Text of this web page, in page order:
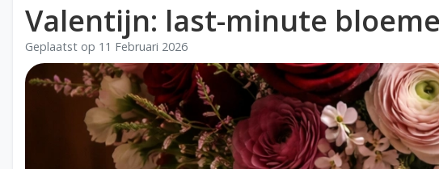
Valentijn: last-minute
Geplaatst op 11 Februari 2026